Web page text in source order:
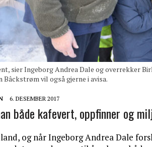
sier Ingeborg Andrea Dale og overrekker
Bâckstrøm vil også gjerne i avisa.
6. DESEMBER 2017
både kafevert, oppfinner og
og når Ingeborg Andrea Dale